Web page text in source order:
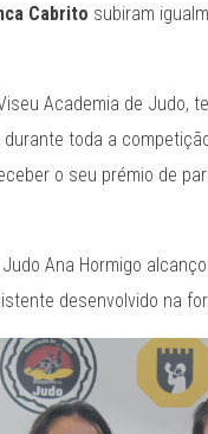
Cabrito subiram
Academia de Judo,
toda a
o seu prémio de
Ana Hormigo
desenvolvido na